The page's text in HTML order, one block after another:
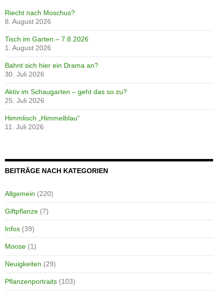
Riecht nach Moschus?
8. August 2026
Tisch im Garten – 7.8.2026
1. August 2026
Bahnt sich hier ein Drama an?
30. Juli 2026
Aktiv im Schaugarten – geht das so zu?
25. Juli 2026
Himmlisch „Himmelblau“
11. Juli 2026
BEITRÄGE NACH KATEGORIEN
Allgemein (220)
Giftpflanze (7)
Infos (39)
Moose (1)
Neuigkeiten (29)
Pflanzenportraits (103)